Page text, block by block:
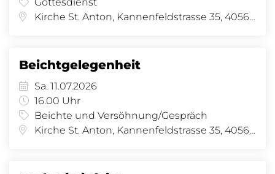
Kirche St. Anton, Kannenfeldstrasse 35, 4056 Basel
Beichtgelegenheit
Sa. 11.07.2026
16.00 Uhr
Beichte und Versöhnung/Gespräch
Kirche St. Anton, Kannenfeldstrasse 35, 4056 Basel